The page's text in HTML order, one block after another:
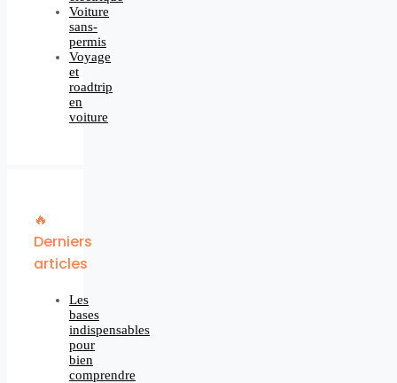
Voiture
sans-
permis
Voyage
et
roadtrip
en
voiture
🔥
Derniers
articles
Les
bases
indispensables
pour
bien
comprendre